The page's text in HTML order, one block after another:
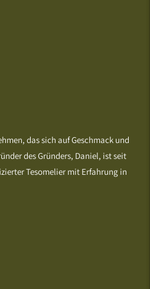
das sich auf Geschmack und
des Gründers, Daniel, ist seit
Tesomelier mit Erfahrung in